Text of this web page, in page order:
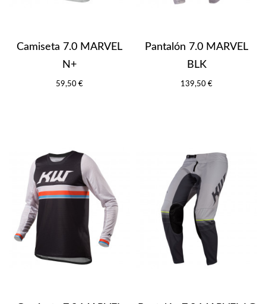
Camiseta 7.0 MARVEL
N+
59,50 €
Pantalón 7.0 MARVEL
BLK
139,50 €